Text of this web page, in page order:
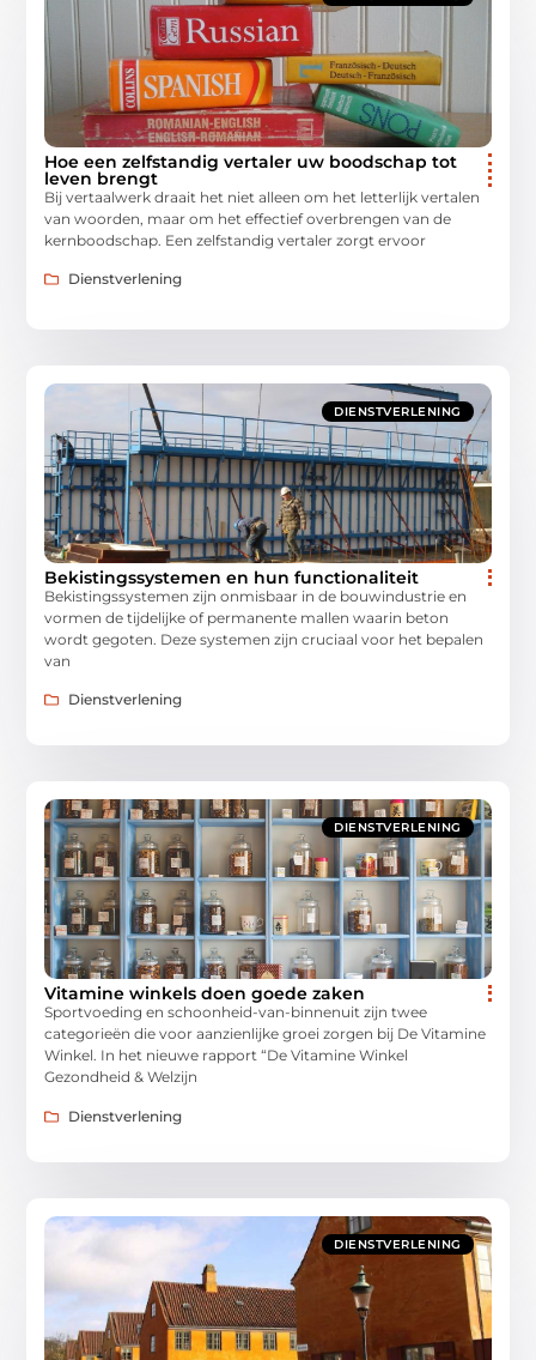
Hoe een zelfstandig vertaler uw boodschap tot
leven brengt
Bij vertaalwerk draait het niet alleen om het letterlijk vertalen
van woorden, maar om het effectief overbrengen van de
kernboodschap. Een zelfstandig vertaler zorgt ervoor
Dienstverlening
DIENSTVERLENING
Bekistingssystemen en hun functionaliteit
Bekistingssystemen zijn onmisbaar in de bouwindustrie en
vormen de tijdelijke of permanente mallen waarin beton
wordt gegoten. Deze systemen zijn cruciaal voor het bepalen
van
Dienstverlening
DIENSTVERLENING
Vitamine winkels doen goede zaken
Sportvoeding en schoonheid-van-binnenuit zijn twee
categorieën die voor aanzienlijke groei zorgen bij De Vitamine
Winkel. In het nieuwe rapport “De Vitamine Winkel
Gezondheid & Welzijn
Dienstverlening
DIENSTVERLENING